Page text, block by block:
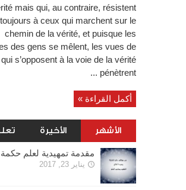
mais qui, au contraire, résistent
toujours à ceux qui marchent sur le
chemin de la vérité, et puisque les
des gens se mêlent, les vues de
s’opposent à la voie de la vérité
pénètrent ...
أكمل القراءة »
الأشهر الأخيرة
مقدمة تمهيدية لعلم حكمة
يناير 23, 2017